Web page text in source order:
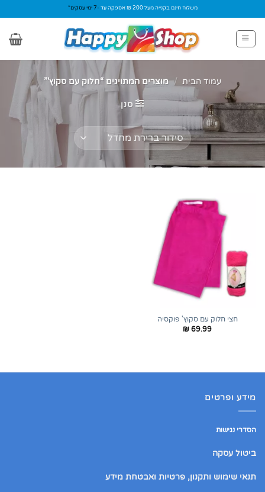
to
content
משלוח חינם בקנייה מעל 200 ₪ אספקה עד -7 ימי עסקים*
עמוד הבית / מוצרים המתויגים “חלוק עם סקוץ'”
סנן
חצי חלוק עם סקוץ' פוקסיה
₪ 69.99
מידע ופרטים
הסדרי נגישות
ביטול עסקה
תנאי שימוש ותקנון, פרטיות ואבטחת מידע